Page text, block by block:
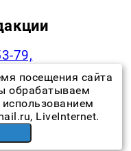
79,
посещения сайта
обрабатываем
LiveInternet.